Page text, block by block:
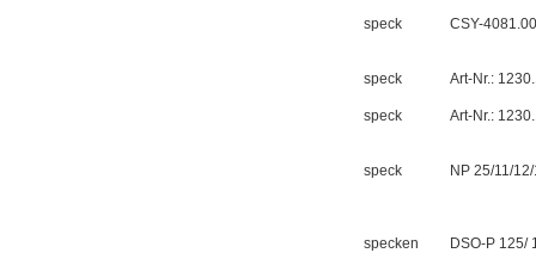
speck CSY-
speck Art-Nr.:
speck Art-Nr.:
speck NP 25/11/
specken DSO-P 125/